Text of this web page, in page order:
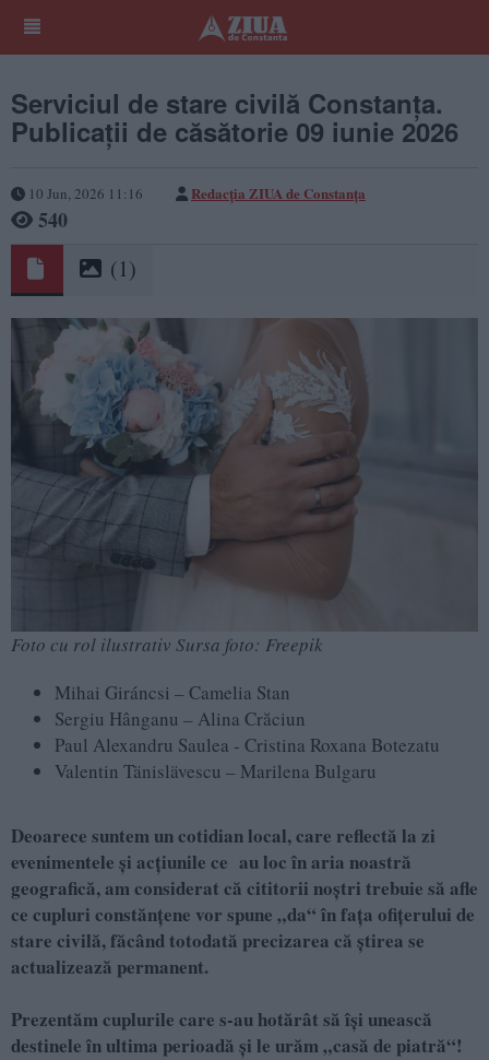
Serviciul de stare civilă Constanţa.
Publicaţii de căsătorie 09 iunie 2026
10 Jun, 2026 11:16 Redacţia ZIUA de Constanţa
540
(1)
Foto cu rol ilustrativ Sursa foto: Freepik
Mihai Giráncsi – Camelia Stan
Sergiu Hânganu – Alina Crăciun
Paul Alexandru Saulea - Cristina Roxana Botezatu
Valentin Tänislävescu – Marilena Bulgaru
Deoarece suntem un cotidian local, care reflectă la zi
evenimentele și acţiunile ce au loc în aria noastră
geografică, am considerat că cititorii noştri trebuie să afle
ce cupluri constănţene vor spune „da“ în faţa ofiţerului de
stare civilă, făcând totodată precizarea că ştirea se
actualizează permanent.
Prezentăm cuplurile care s-au hotărât să îşi unească
destinele în ultima perioadă şi le urăm „casă de piatră“!